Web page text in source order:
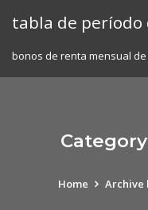
tabla de período
bonos de renta mensual
Home Archive